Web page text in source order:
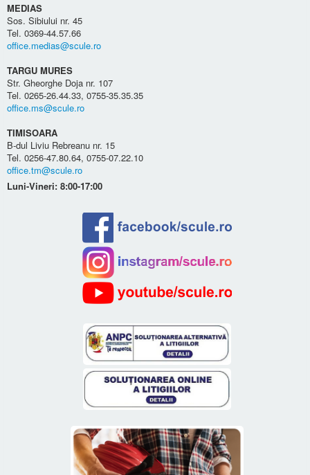
MEDIAS
Sos. Sibiului nr. 45
Tel. 0369-44.57.66
office.medias@scule.ro
TARGU MURES
Str. Gheorghe Doja nr. 107
Tel. 0265-26.44.33, 0755-35.35.35
office.ms@scule.ro
TIMISOARA
B-dul Liviu Rebreanu nr. 15
Tel. 0256-47.80.64, 0755-07.22.10
office.tm@scule.ro
Luni-Vineri: 8:00-17:00